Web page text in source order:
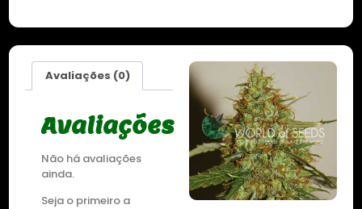
Avaliações (0)
Avaliações
Não há avaliações
ainda.
Seja o primeiro a